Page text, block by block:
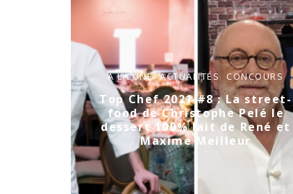
A LA UNE ACTUALITÉS CONCOURS
Top Chef 2021 #8 : La street-
food de Christophe Pelé le
dessert 100% lait de René et
Maxime Meilleur